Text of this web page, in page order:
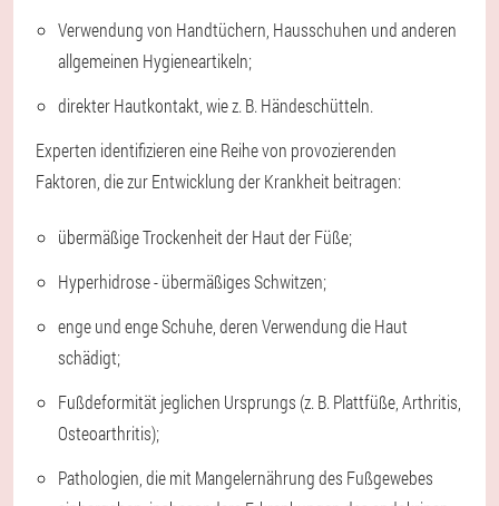
Verwendung von Handtüchern, Hausschuhen und anderen
allgemeinen Hygieneartikeln;
direkter Hautkontakt, wie z. B. Händeschütteln.
Experten identifizieren eine Reihe von provozierenden
Faktoren, die zur Entwicklung der Krankheit beitragen:
übermäßige Trockenheit der Haut der Füße;
Hyperhidrose - übermäßiges Schwitzen;
enge und enge Schuhe, deren Verwendung die Haut
schädigt;
Fußdeformität jeglichen Ursprungs (z. B. Plattfüße, Arthritis,
Osteoarthritis);
Pathologien, die mit Mangelernährung des Fußgewebes